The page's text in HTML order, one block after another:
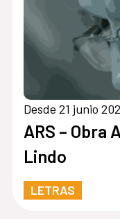
Desde 21 junio
ARS – Obra
Lindo
LETRAS